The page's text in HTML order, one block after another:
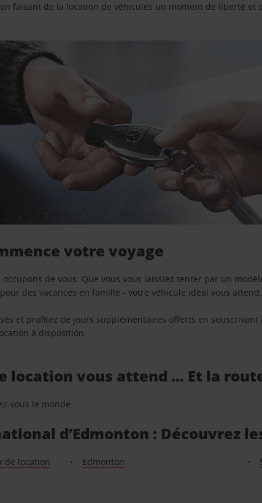
faisant de la location de véhicules un moment de liberté
votre voyage
occupons de vous. Que vous vous laissiez tenter par un
des vacances en famille - votre véhicule idéal vous attend.
et profitez de jours supplémentaires offerts en
à disposition.
location vous attend … Et la
vous le monde.
d’Edmonton : Découvrez
de location
Edmonton